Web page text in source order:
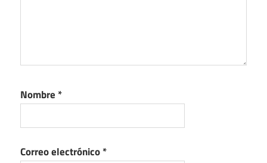
Nombre *
Correo electrónico*